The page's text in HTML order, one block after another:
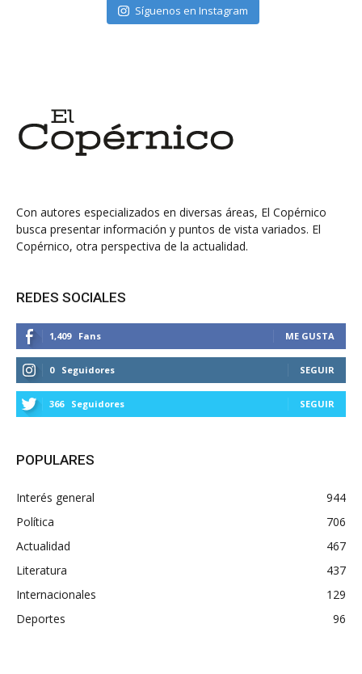
Síguenos en Instagram
Con autores especializados en diversas áreas, El Copérnico
busca presentar información y puntos de vista variados. El
Copérnico, otra perspectiva de la actualidad.
REDES SOCIALES
1,409 Fans ME GUSTA
0 Seguidores SEGUIR
366 Seguidores SEGUIR
POPULARES
Interés general
944
Política
706
Actualidad
467
Literatura
437
Internacionales
129
Deportes
96